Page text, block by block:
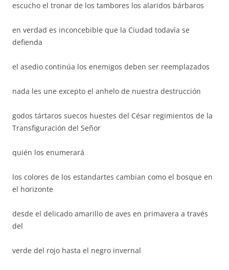
escucho el tronar de los tambores los alaridos bárbaros
en verdad es inconcebible que la Ciudad todavía se
defienda
el asedio continúa los enemigos deben ser reemplazados
nada les une excepto el anhelo de nuestra destrucción
godos tártaros suecos huestes del César regimientos de la
Transfiguración del Señor
quién los enumerará
los colores de los estandartes cambian como el bosque en
el horizonte
desde el delicado amarillo de aves en primavera a través
del
verde del rojo hasta el negro invernal